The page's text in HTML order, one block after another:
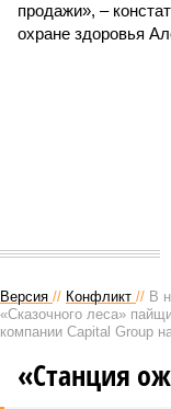
продажи», –
охране здоровья
Версия // Конфликт // В
«Сказочного леса»
компании Capital Group
«Станция